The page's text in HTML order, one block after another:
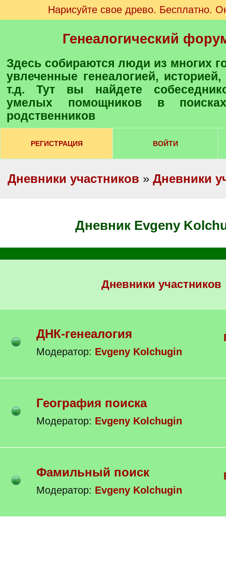
Нарисуйте свое древо. Бесплатно.
Генеалогический
Здесь собираются люди из многих городов и стран,
увлеченные генеалогией,
т.д. Тут вы найдете
умелых помощников в
родственников
РЕГИСТРАЦИЯ ВОЙТИ
Дневники участников » Дневники
Дневник Evgeny
Дневники участников
ДНК-генеалогия
Модератор: Evgeny Kolchugin
География поиска
Модератор: Evgeny Kolchugin
Фамильный поиск
Модератор: Evgeny Kolchugin